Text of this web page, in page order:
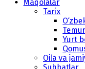
Maqolalar
Tarix
Yurt
Oila va